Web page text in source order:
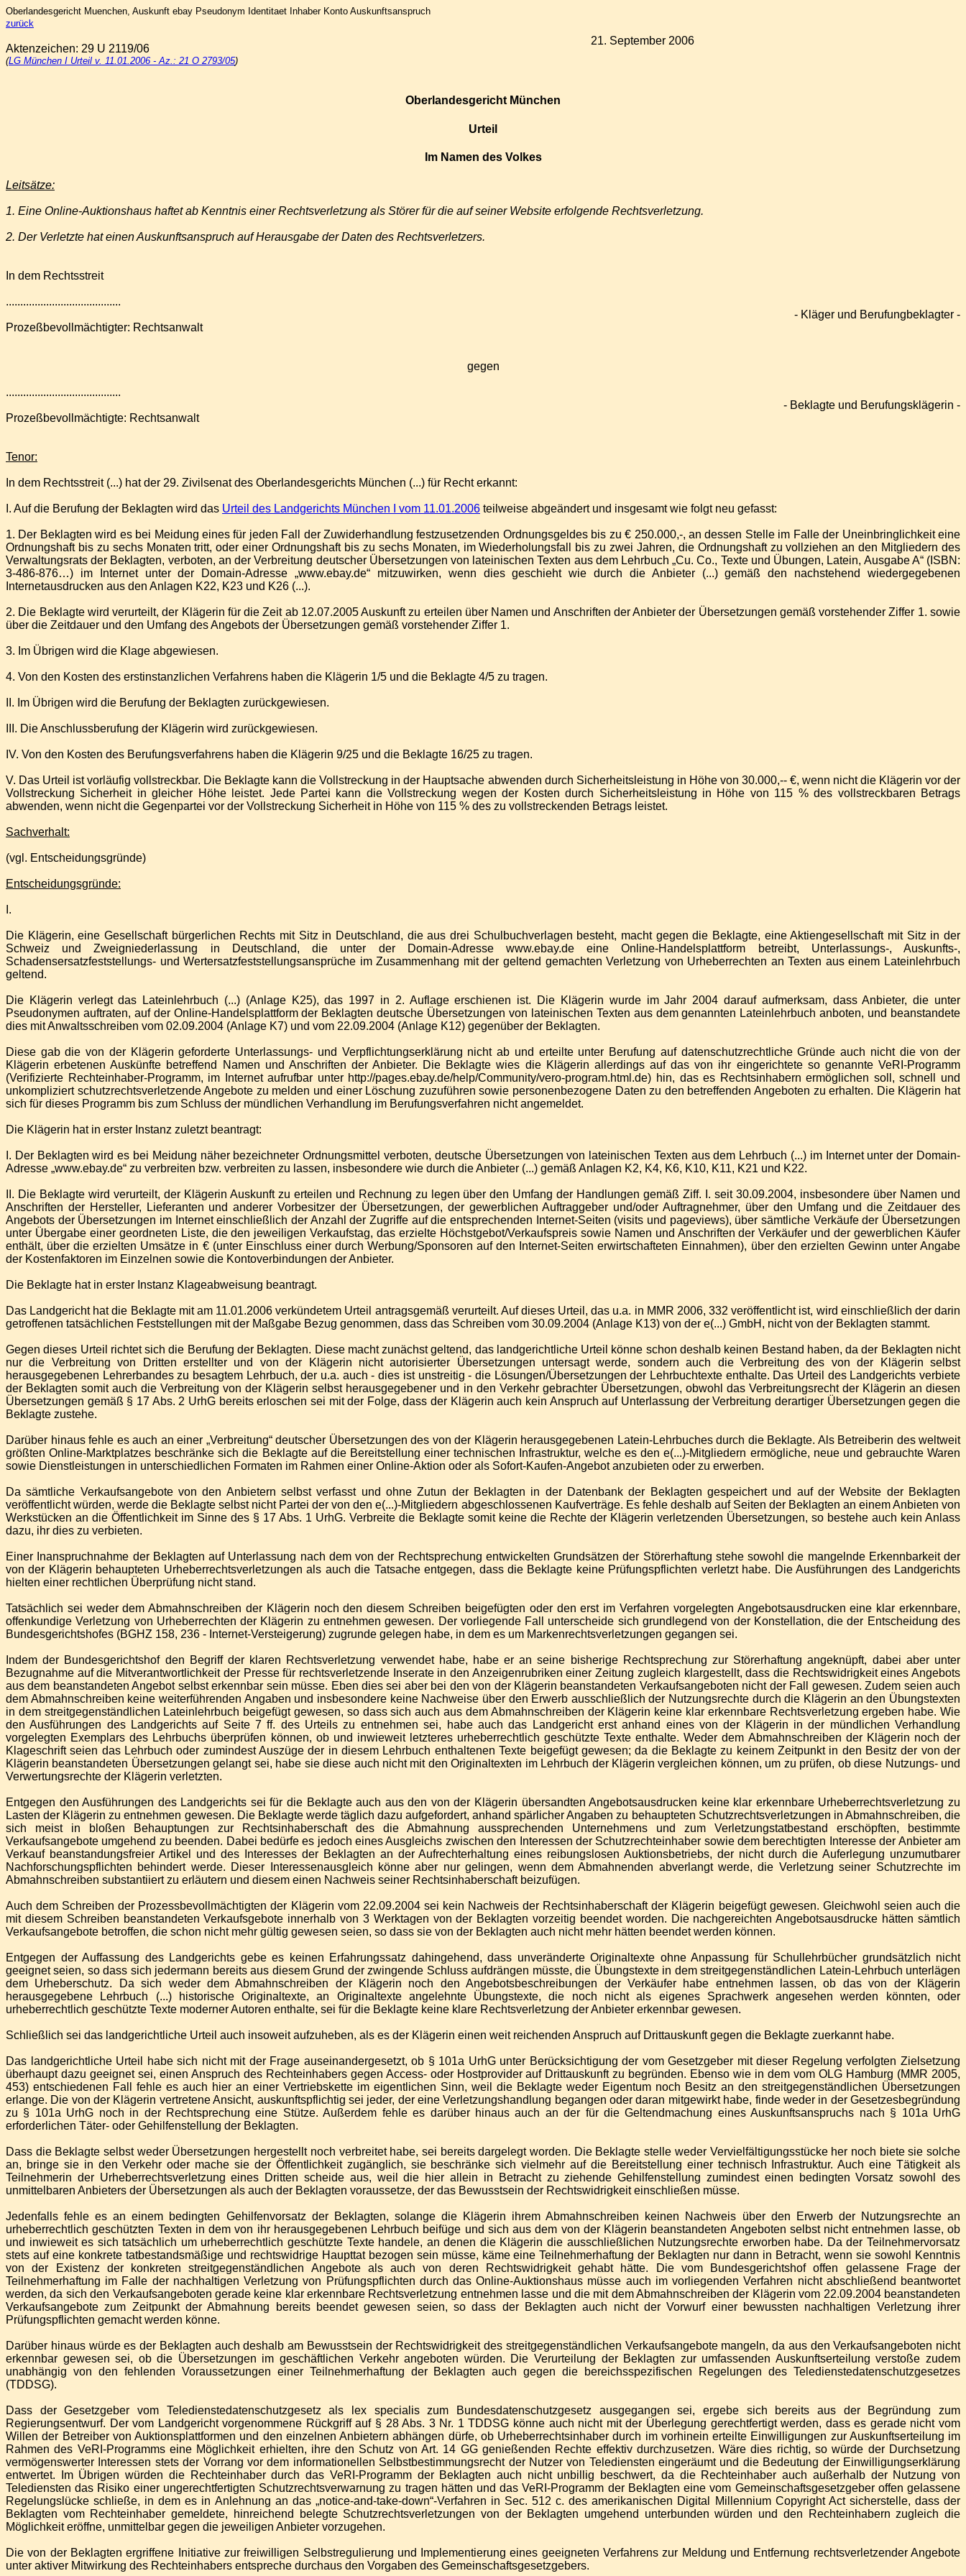
Oberlandesgericht Muenchen, Auskunft ebay Pseudonym Identitaet Inhaber Konto Auskunftsanspruch
zurück
Aktenzeichen: 29 U 2119/06
(LG München I Urteil v. 11.01.2006 - Az.: 21 O 2793/05)
21. September 2006
Oberlandesgericht München
Urteil
Im Namen des Volkes
Leitsätze:
1. Eine Online-Auktionshaus haftet ab Kenntnis einer Rechtsverletzung als Störer für die auf seiner Website erfolgende Rechtsverletzung.
2. Der Verletzte hat einen Auskunftsanspruch auf Herausgabe der Daten des Rechtsverletzers.
In dem Rechtsstreit
........................................
- Kläger und Berufungbeklagter -
Prozeßbevollmächtigter: Rechtsanwalt
gegen
........................................
- Beklagte und Berufungsklägerin -
Prozeßbevollmächtigte: Rechtsanwalt
Tenor:
In dem Rechtsstreit (...) hat der 29. Zivilsenat des Oberlandesgerichts München (...) für Recht erkannt:
I. Auf die Berufung der Beklagten wird das Urteil des Landgerichts München I vom 11.01.2006 teilweise abgeändert und insgesamt wie folgt neu gefasst:
1. Der Beklagten wird es bei Meidung eines für jeden Fall der Zuwiderhandlung festzusetzenden Ordnungsgeldes bis zu € 250.000,-, an dessen Stelle im Falle der Uneinbringlichkeit eine
Ordnungshaft bis zu sechs Monaten tritt, oder einer Ordnungshaft bis zu sechs Monaten, im Wiederholungsfall bis zu zwei Jahren, die Ordnungshaft zu vollziehen an den Mitgliedern des
Verwaltungsrats der Beklagten, verboten, an der Verbreitung deutscher Übersetzungen von lateinischen Texten aus dem Lehrbuch „Cu. Co., Texte und Übungen, Latein, Ausgabe A“ (ISBN:
3-486-876…) im Internet unter der Domain-Adresse „www.ebay.de“ mitzuwirken, wenn dies geschieht wie durch die Anbieter (...) gemäß den nachstehend wiedergegebenen
Internetausdrucken aus den Anlagen K22, K23 und K26 (...).
2. Die Beklagte wird verurteilt, der Klägerin für die Zeit ab 12.07.2005 Auskunft zu erteilen über Namen und Anschriften der Anbieter der Übersetzungen gemäß vorstehender Ziffer 1. sowie
über die Zeitdauer und den Umfang des Angebots der Übersetzungen gemäß vorstehender Ziffer 1.
3. Im Übrigen wird die Klage abgewiesen.
4. Von den Kosten des erstinstanzlichen Verfahrens haben die Klägerin 1/5 und die Beklagte 4/5 zu tragen.
II. Im Übrigen wird die Berufung der Beklagten zurückgewiesen.
III. Die Anschlussberufung der Klägerin wird zurückgewiesen.
IV. Von den Kosten des Berufungsverfahrens haben die Klägerin 9/25 und die Beklagte 16/25 zu tragen.
V. Das Urteil ist vorläufig vollstreckbar. Die Beklagte kann die Vollstreckung in der Hauptsache abwenden durch Sicherheitsleistung in Höhe von 30.000,-- €, wenn nicht die Klägerin vor der
Vollstreckung Sicherheit in gleicher Höhe leistet. Jede Partei kann die Vollstreckung wegen der Kosten durch Sicherheitsleistung in Höhe von 115 % des vollstreckbaren Betrags
abwenden, wenn nicht die Gegenpartei vor der Vollstreckung Sicherheit in Höhe von 115 % des zu vollstreckenden Betrags leistet.
Sachverhalt:
(vgl. Entscheidungsgründe)
Entscheidungsgründe:
I.
Die Klägerin, eine Gesellschaft bürgerlichen Rechts mit Sitz in Deutschland, die aus drei Schulbuchverlagen besteht, macht gegen die Beklagte, eine Aktiengesellschaft mit Sitz in der
Schweiz und Zweigniederlassung in Deutschland, die unter der Domain-Adresse www.ebay.de eine Online-Handelsplattform betreibt, Unterlassungs-, Auskunfts-,
Schadensersatzfeststellungs- und Wertersatzfeststellungsansprüche im Zusammenhang mit der geltend gemachten Verletzung von Urheberrechten an Texten aus einem Lateinlehrbuch
geltend.
Die Klägerin verlegt das Lateinlehrbuch (...) (Anlage K25), das 1997 in 2. Auflage erschienen ist. Die Klägerin wurde im Jahr 2004 darauf aufmerksam, dass Anbieter, die unter
Pseudonymen auftraten, auf der Online-Handelsplattform der Beklagten deutsche Übersetzungen von lateinischen Texten aus dem genannten Lateinlehrbuch anboten, und beanstandete
dies mit Anwaltsschreiben vom 02.09.2004 (Anlage K7) und vom 22.09.2004 (Anlage K12) gegenüber der Beklagten.
Diese gab die von der Klägerin geforderte Unterlassungs- und Verpflichtungserklärung nicht ab und erteilte unter Berufung auf datenschutzrechtliche Gründe auch nicht die von der
Klägerin erbetenen Auskünfte betreffend Namen und Anschriften der Anbieter. Die Beklagte wies die Klägerin allerdings auf das von ihr eingerichtete so genannte VeRI-Programm
(Verifizierte Rechteinhaber-Programm, im Internet aufrufbar unter http://pages.ebay.de/help/Community/vero-program.html.de) hin, das es Rechtsinhabern ermöglichen soll, schnell und
unkompliziert schutzrechtsverletzende Angebote zu melden und einer Löschung zuzuführen sowie personenbezogene Daten zu den betreffenden Angeboten zu erhalten. Die Klägerin hat
sich für dieses Programm bis zum Schluss der mündlichen Verhandlung im Berufungsverfahren nicht angemeldet.
Die Klägerin hat in erster Instanz zuletzt beantragt:
I. Der Beklagten wird es bei Meidung näher bezeichneter Ordnungsmittel verboten, deutsche Übersetzungen von lateinischen Texten aus dem Lehrbuch (...) im Internet unter der Domain-
Adresse „www.ebay.de“ zu verbreiten bzw. verbreiten zu lassen, insbesondere wie durch die Anbieter (...) gemäß Anlagen K2, K4, K6, K10, K11, K21 und K22.
II. Die Beklagte wird verurteilt, der Klägerin Auskunft zu erteilen und Rechnung zu legen über den Umfang der Handlungen gemäß Ziff. I. seit 30.09.2004, insbesondere über Namen und
Anschriften der Hersteller, Lieferanten und anderer Vorbesitzer der Übersetzungen, der gewerblichen Auftraggeber und/oder Auftragnehmer, über den Umfang und die Zeitdauer des
Angebots der Übersetzungen im Internet einschließlich der Anzahl der Zugriffe auf die entsprechenden Internet-Seiten (visits und pageviews), über sämtliche Verkäufe der Übersetzungen
unter Übergabe einer geordneten Liste, die den jeweiligen Verkaufstag, das erzielte Höchstgebot/Verkaufspreis sowie Namen und Anschriften der Verkäufer und der gewerblichen Käufer
enthält, über die erzielten Umsätze in € (unter Einschluss einer durch Werbung/Sponsoren auf den Internet-Seiten erwirtschafteten Einnahmen), über den erzielten Gewinn unter Angabe
der Kostenfaktoren im Einzelnen sowie die Kontoverbindungen der Anbieter.
Die Beklagte hat in erster Instanz Klageabweisung beantragt.
Das Landgericht hat die Beklagte mit am 11.01.2006 verkündetem Urteil antragsgemäß verurteilt. Auf dieses Urteil, das u.a. in MMR 2006, 332 veröffentlicht ist, wird einschließlich der darin
getroffenen tatsächlichen Feststellungen mit der Maßgabe Bezug genommen, dass das Schreiben vom 30.09.2004 (Anlage K13) von der e(...) GmbH, nicht von der Beklagten stammt.
Gegen dieses Urteil richtet sich die Berufung der Beklagten. Diese macht zunächst geltend, das landgerichtliche Urteil könne schon deshalb keinen Bestand haben, da der Beklagten nicht
nur die Verbreitung von Dritten erstellter und von der Klägerin nicht autorisierter Übersetzungen untersagt werde, sondern auch die Verbreitung des von der Klägerin selbst
herausgegebenen Lehrerbandes zu besagtem Lehrbuch, der u.a. auch - dies ist unstreitig - die Lösungen/Übersetzungen der Lehrbuchtexte enthalte. Das Urteil des Landgerichts verbiete
der Beklagten somit auch die Verbreitung von der Klägerin selbst herausgegebener und in den Verkehr gebrachter Übersetzungen, obwohl das Verbreitungsrecht der Klägerin an diesen
Übersetzungen gemäß § 17 Abs. 2 UrhG bereits erloschen sei mit der Folge, dass der Klägerin auch kein Anspruch auf Unterlassung der Verbreitung derartiger Übersetzungen gegen die
Beklagte zustehe.
Darüber hinaus fehle es auch an einer „Verbreitung“ deutscher Übersetzungen des von der Klägerin herausgegebenen Latein-Lehrbuches durch die Beklagte. Als Betreiberin des weltweit
größten Online-Marktplatzes beschränke sich die Beklagte auf die Bereitstellung einer technischen Infrastruktur, welche es den e(...)-Mitgliedern ermögliche, neue und gebrauchte Waren
sowie Dienstleistungen in unterschiedlichen Formaten im Rahmen einer Online-Aktion oder als Sofort-Kaufen-Angebot anzubieten oder zu erwerben.
Da sämtliche Verkaufsangebote von den Anbietern selbst verfasst und ohne Zutun der Beklagten in der Datenbank der Beklagten gespeichert und auf der Website der Beklagten
veröffentlicht würden, werde die Beklagte selbst nicht Partei der von den e(...)-Mitgliedern abgeschlossenen Kaufverträge. Es fehle deshalb auf Seiten der Beklagten an einem Anbieten von
Werkstücken an die Öffentlichkeit im Sinne des § 17 Abs. 1 UrhG. Verbreite die Beklagte somit keine die Rechte der Klägerin verletzenden Übersetzungen, so bestehe auch kein Anlass
dazu, ihr dies zu verbieten.
Einer Inanspruchnahme der Beklagten auf Unterlassung nach dem von der Rechtsprechung entwickelten Grundsätzen der Störerhaftung stehe sowohl die mangelnde Erkennbarkeit der
von der Klägerin behaupteten Urheberrechtsverletzungen als auch die Tatsache entgegen, dass die Beklagte keine Prüfungspflichten verletzt habe. Die Ausführungen des Landgerichts
hielten einer rechtlichen Überprüfung nicht stand.
Tatsächlich sei weder dem Abmahnschreiben der Klägerin noch den diesem Schreiben beigefügten oder den erst im Verfahren vorgelegten Angebotsausdrucken eine klar erkennbare,
offenkundige Verletzung von Urheberrechten der Klägerin zu entnehmen gewesen. Der vorliegende Fall unterscheide sich grundlegend von der Konstellation, die der Entscheidung des
Bundesgerichtshofes (BGHZ 158, 236 - Internet-Versteigerung) zugrunde gelegen habe, in dem es um Markenrechtsverletzungen gegangen sei.
Indem der Bundesgerichtshof den Begriff der klaren Rechtsverletzung verwendet habe, habe er an seine bisherige Rechtsprechung zur Störerhaftung angeknüpft, dabei aber unter
Bezugnahme auf die Mitverantwortlichkeit der Presse für rechtsverletzende Inserate in den Anzeigenrubriken einer Zeitung zugleich klargestellt, dass die Rechtswidrigkeit eines Angebots
aus dem beanstandeten Angebot selbst erkennbar sein müsse. Eben dies sei aber bei den von der Klägerin beanstandeten Verkaufsangeboten nicht der Fall gewesen. Zudem seien auch
dem Abmahnschreiben keine weiterführenden Angaben und insbesondere keine Nachweise über den Erwerb ausschließlich der Nutzungsrechte durch die Klägerin an den Übungstexten
in dem streitgegenständlichen Lateinlehrbuch beigefügt gewesen, so dass sich auch aus dem Abmahnschreiben der Klägerin keine klar erkennbare Rechtsverletzung ergeben habe. Wie
den Ausführungen des Landgerichts auf Seite 7 ff. des Urteils zu entnehmen sei, habe auch das Landgericht erst anhand eines von der Klägerin in der mündlichen Verhandlung
vorgelegten Exemplars des Lehrbuchs überprüfen können, ob und inwieweit letzteres urheberrechtlich geschützte Texte enthalte. Weder dem Abmahnschreiben der Klägerin noch der
Klageschrift seien das Lehrbuch oder zumindest Auszüge der in diesem Lehrbuch enthaltenen Texte beigefügt gewesen; da die Beklagte zu keinem Zeitpunkt in den Besitz der von der
Klägerin beanstandeten Übersetzungen gelangt sei, habe sie diese auch nicht mit den Originaltexten im Lehrbuch der Klägerin vergleichen können, um zu prüfen, ob diese Nutzungs- und
Verwertungsrechte der Klägerin verletzten.
Entgegen den Ausführungen des Landgerichts sei für die Beklagte auch aus den von der Klägerin übersandten Angebotsausdrucken keine klar erkennbare Urheberrechtsverletzung zu
Lasten der Klägerin zu entnehmen gewesen. Die Beklagte werde täglich dazu aufgefordert, anhand spärlicher Angaben zu behaupteten Schutzrechtsverletzungen in Abmahnschreiben, die
sich meist in bloßen Behauptungen zur Rechtsinhaberschaft des die Abmahnung aussprechenden Unternehmens und zum Verletzungstatbestand erschöpften, bestimmte
Verkaufsangebote umgehend zu beenden. Dabei bedürfe es jedoch eines Ausgleichs zwischen den Interessen der Schutzrechteinhaber sowie dem berechtigten Interesse der Anbieter am
Verkauf beanstandungsfreier Artikel und des Interesses der Beklagten an der Aufrechterhaltung eines reibungslosen Auktionsbetriebs, der nicht durch die Auferlegung unzumutbarer
Nachforschungspflichten behindert werde. Dieser Interessenausgleich könne aber nur gelingen, wenn dem Abmahnenden abverlangt werde, die Verletzung seiner Schutzrechte im
Abmahnschreiben substantiiert zu erläutern und diesem einen Nachweis seiner Rechtsinhaberschaft beizufügen.
Auch dem Schreiben der Prozessbevollmächtigten der Klägerin vom 22.09.2004 sei kein Nachweis der Rechtsinhaberschaft der Klägerin beigefügt gewesen. Gleichwohl seien auch die
mit diesem Schreiben beanstandeten Verkaufsgebote innerhalb von 3 Werktagen von der Beklagten vorzeitig beendet worden. Die nachgereichten Angebotsausdrucke hätten sämtlich
Verkaufsangebote betroffen, die schon nicht mehr gültig gewesen seien, so dass sie von der Beklagten auch nicht mehr hätten beendet werden können.
Entgegen der Auffassung des Landgerichts gebe es keinen Erfahrungssatz dahingehend, dass unveränderte Originaltexte ohne Anpassung für Schullehrbücher grundsätzlich nicht
geeignet seien, so dass sich jedermann bereits aus diesem Grund der zwingende Schluss aufdrängen müsste, die Übungstexte in dem streitgegenständlichen Latein-Lehrbuch unterlägen
dem Urheberschutz. Da sich weder dem Abmahnschreiben der Klägerin noch den Angebotsbeschreibungen der Verkäufer habe entnehmen lassen, ob das von der Klägerin
herausgegebene Lehrbuch (...) historische Originaltexte, an Originaltexte angelehnte Übungstexte, die noch nicht als eigenes Sprachwerk angesehen werden könnten, oder
urheberrechtlich geschützte Texte moderner Autoren enthalte, sei für die Beklagte keine klare Rechtsverletzung der Anbieter erkennbar gewesen.
Schließlich sei das landgerichtliche Urteil auch insoweit aufzuheben, als es der Klägerin einen weit reichenden Anspruch auf Drittauskunft gegen die Beklagte zuerkannt habe.
Das landgerichtliche Urteil habe sich nicht mit der Frage auseinandergesetzt, ob § 101a UrhG unter Berücksichtigung der vom Gesetzgeber mit dieser Regelung verfolgten Zielsetzung
überhaupt dazu geeignet sei, einen Anspruch des Rechteinhabers gegen Access- oder Hostprovider auf Drittauskunft zu begründen. Ebenso wie in dem vom OLG Hamburg (MMR 2005,
453) entschiedenen Fall fehle es auch hier an einer Vertriebskette im eigentlichen Sinn, weil die Beklagte weder Eigentum noch Besitz an den streitgegenständlichen Übersetzungen
erlange. Die von der Klägerin vertretene Ansicht, auskunftspflichtig sei jeder, der eine Verletzungshandlung begangen oder daran mitgewirkt habe, finde weder in der Gesetzesbegründung
zu § 101a UrhG noch in der Rechtsprechung eine Stütze. Außerdem fehle es darüber hinaus auch an der für die Geltendmachung eines Auskunftsanspruchs nach § 101a UrhG
erforderlichen Täter- oder Gehilfenstellung der Beklagten.
Dass die Beklagte selbst weder Übersetzungen hergestellt noch verbreitet habe, sei bereits dargelegt worden. Die Beklagte stelle weder Vervielfältigungsstücke her noch biete sie solche
an, bringe sie in den Verkehr oder mache sie der Öffentlichkeit zugänglich, sie beschränke sich vielmehr auf die Bereitstellung einer technisch Infrastruktur. Auch eine Tätigkeit als
Teilnehmerin der Urheberrechtsverletzung eines Dritten scheide aus, weil die hier allein in Betracht zu ziehende Gehilfenstellung zumindest einen bedingten Vorsatz sowohl des
unmittelbaren Anbieters der Übersetzungen als auch der Beklagten voraussetze, der das Bewusstsein der Rechtswidrigkeit einschließen müsse.
Jedenfalls fehle es an einem bedingten Gehilfenvorsatz der Beklagten, solange die Klägerin ihrem Abmahnschreiben keinen Nachweis über den Erwerb der Nutzungsrechte an
urheberrechtlich geschützten Texten in dem von ihr herausgegebenen Lehrbuch beifüge und sich aus dem von der Klägerin beanstandeten Angeboten selbst nicht entnehmen lasse, ob
und inwieweit es sich tatsächlich um urheberrechtlich geschützte Texte handele, an denen die Klägerin die ausschließlichen Nutzungsrechte erworben habe. Da der Teilnehmervorsatz
stets auf eine konkrete tatbestandsmäßige und rechtswidrige Haupttat bezogen sein müsse, käme eine Teilnehmerhaftung der Beklagten nur dann in Betracht, wenn sie sowohl Kenntnis
von der Existenz der konkreten streitgegenständlichen Angebote als auch von deren Rechtswidrigkeit gehabt hätte. Die vom Bundesgerichtshof offen gelassene Frage der
Teilnehmerhaftung im Falle der nachhaltigen Verletzung von Prüfungspflichten durch das Online-Auktionshaus müsse auch im vorliegenden Verfahren nicht abschließend beantwortet
werden, da sich den Verkaufsangeboten gerade keine klar erkennbare Rechtsverletzung entnehmen lasse und die mit dem Abmahnschreiben der Klägerin vom 22.09.2004 beanstandeten
Verkaufsangebote zum Zeitpunkt der Abmahnung bereits beendet gewesen seien, so dass der Beklagten auch nicht der Vorwurf einer bewussten nachhaltigen Verletzung ihrer
Prüfungspflichten gemacht werden könne.
Darüber hinaus würde es der Beklagten auch deshalb am Bewusstsein der Rechtswidrigkeit des streitgegenständlichen Verkaufsangebote mangeln, da aus den Verkaufsangeboten nicht
erkennbar gewesen sei, ob die Übersetzungen im geschäftlichen Verkehr angeboten würden. Die Verurteilung der Beklagten zur umfassenden Auskunftserteilung verstoße zudem
unabhängig von den fehlenden Voraussetzungen einer Teilnehmerhaftung der Beklagten auch gegen die bereichsspezifischen Regelungen des Teledienstedatenschutzgesetzes
(TDDSG).
Dass der Gesetzgeber vom Teledienstedatenschutzgesetz als lex specialis zum Bundesdatenschutzgesetz ausgegangen sei, ergebe sich bereits aus der Begründung zum
Regierungsentwurf. Der vom Landgericht vorgenommene Rückgriff auf § 28 Abs. 3 Nr. 1 TDDSG könne auch nicht mit der Überlegung gerechtfertigt werden, dass es gerade nicht vom
Willen der Betreiber von Auktionsplattformen und den einzelnen Anbietern abhängen dürfe, ob Urheberrechtsinhaber durch im vorhinein erteilte Einwilligungen zur Auskunftserteilung im
Rahmen des VeRI-Programms eine Möglichkeit erhielten, ihre den Schutz von Art. 14 GG genießenden Rechte effektiv durchzusetzen. Wäre dies richtig, so würde der Durchsetzung
vermögenswerter Interessen stets der Vorrang vor dem informationellen Selbstbestimmungsrecht der Nutzer von Telediensten eingeräumt und die Bedeutung der Einwilligungserklärung
entwertet. Im Übrigen würden die Rechteinhaber durch das VeRI-Programm der Beklagten auch nicht unbillig beschwert, da die Rechteinhaber auch außerhalb der Nutzung von
Telediensten das Risiko einer ungerechtfertigten Schutzrechtsverwarnung zu tragen hätten und das VeRI-Programm der Beklagten eine vom Gemeinschaftsgesetzgeber offen gelassene
Regelungslücke schließe, in dem es in Anlehnung an das „notice-and-take-down“-Verfahren in Sec. 512 c. des amerikanischen Digital Millennium Copyright Act sicherstelle, dass der
Beklagten vom Rechteinhaber gemeldete, hinreichend belegte Schutzrechtsverletzungen von der Beklagten umgehend unterbunden würden und den Rechteinhabern zugleich die
Möglichkeit eröffne, unmittelbar gegen die jeweiligen Anbieter vorzugehen.
Die von der Beklagten ergriffene Initiative zur freiwilligen Selbstregulierung und Implementierung eines geeigneten Verfahrens zur Meldung und Entfernung rechtsverletzender Angebote
unter aktiver Mitwirkung des Rechteinhabers entspreche durchaus den Vorgaben des Gemeinschaftsgesetzgebers.